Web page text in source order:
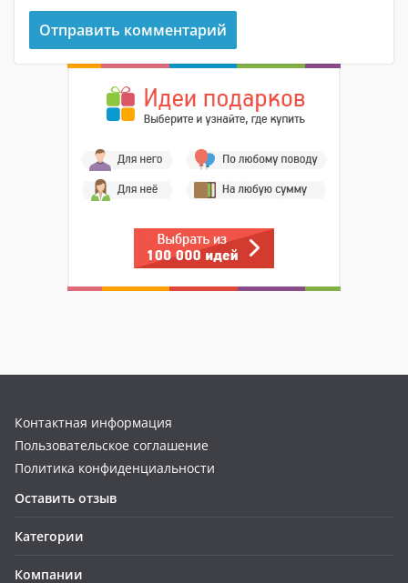
Контактная информация
Пользовательское соглашение
Политика конфиденциальности
Оставить отзыв
Категории
Компании